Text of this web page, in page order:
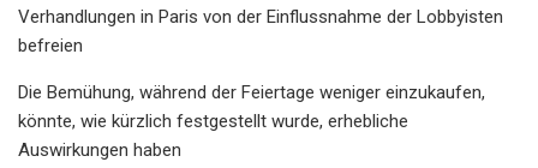
Verhandlungen in Paris von der Einflussnahme der Lobbyisten
befreien
Die Bemühung, während der Feiertage weniger einzukaufen,
könnte, wie kürzlich festgestellt wurde, erhebliche
Auswirkungen haben